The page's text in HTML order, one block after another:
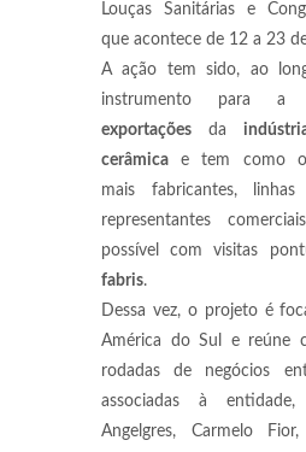
Louças Sanitárias e
que acontece de 12 a 23
A ação tem sido, ao
instrumento para a
exportações da
cerâmica e tem como
mais fabricantes,
representantes
possível com visitas
fabris.
Dessa vez, o projeto é
América do Sul e reúne
rodadas de negócios
associadas à
Angelgres, Carmelo